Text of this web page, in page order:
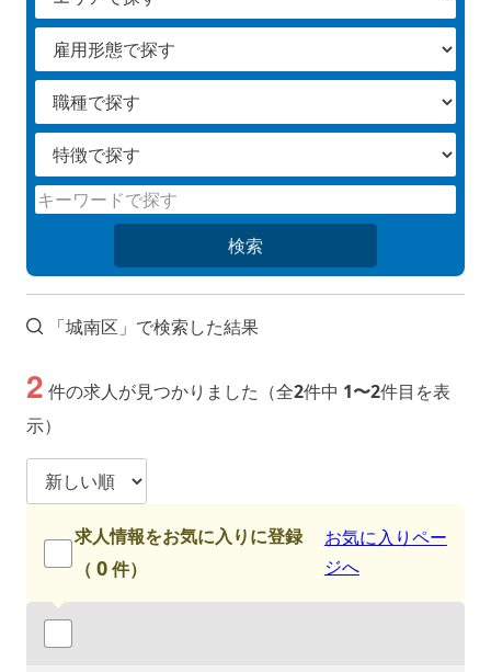
検索
「城南区」で検索した結果
2 件の求人が見つかりました（全2件中 1〜2件目を表
示）
求人情報をお気に入りに登録
（ 0件）
お気に入りペー
ジへ